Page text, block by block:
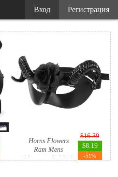
Horns Flowers
Ram Mens
Masquerade Mask
$16.39
$8.19
-51%
Регистрация
Вход